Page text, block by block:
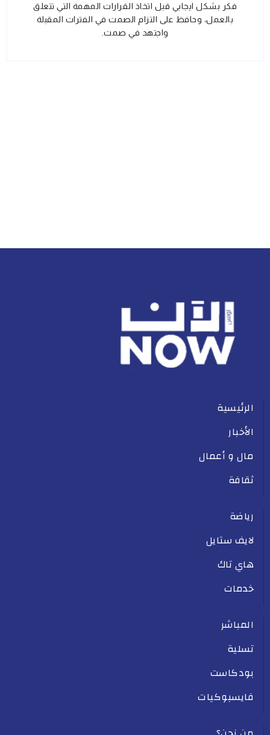
فكر بشكل ايجابي قبل اتخاذ القرارات المهمة التي تتعلق
بالعمل، وحافظ على التزام الصمت في الفترات المقبلة
واجتهد في صمت.
الرئيسية
الأخبار
مال و أعمال
ثقافة
رياضة
لايف ستايل
هاي تاك
خدمات
المباشر
تسلية
بودكاست
فايسبوكيات